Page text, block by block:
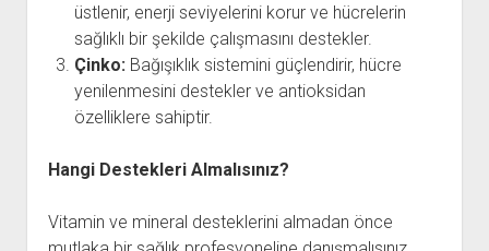
üstlenir, enerji seviyelerini korur ve hücrelerin
sağlıklı bir şekilde çalışmasını destekler.
Çinko: Bağışıklık sistemini güçlendirir, hücre
yenilenmesini destekler ve antioksidan
özelliklere sahiptir.
Hangi Destekleri Almalısınız?
Vitamin ve mineral desteklerini almadan önce